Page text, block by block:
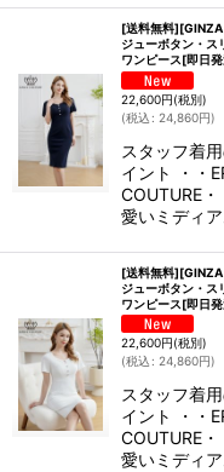
[送料無料][GINZA
ジューボタン・ス
ワンピース[即日
22,600円(税別)
(税込 : 24,860円)
スタッフ着
イント ・・
COUTURE
愛いミディ
[送料無料][GINZA
ジューボタン・ス
ワンピース[即日
22,600円(税別)
(税込: 24,860円)
スタッフ着
イント ・・
COUTURE
愛いミディ